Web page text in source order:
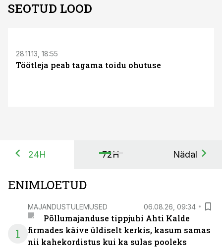
SEOTUD LOOD
28.11.13, 18:55
Töötleja peab tagama toidu ohutuse
24H 72H Nädal
ENIMLOETUD
1
MAJANDUSTULEMUSED 06.08.26, 09:34
Põllumajanduse tippjuhi Ahti Kalde
firmades käive üldiselt kerkis, kasum samas
nii kahekordistus kui ka sulas pooleks